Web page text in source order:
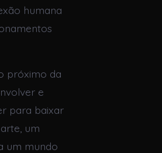
humana
próximo da
e
para baixar
um
um mundo